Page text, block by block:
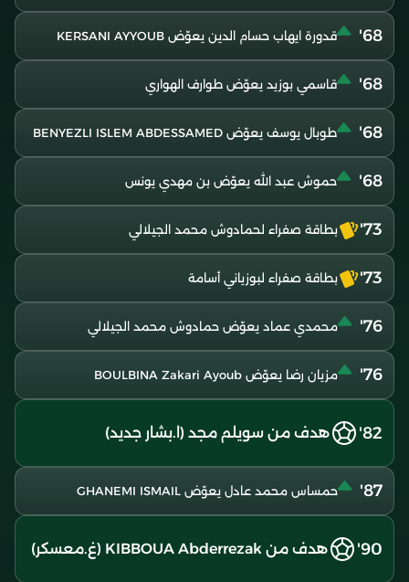
68' قدورة ايهاب حسام الدين يعوّض KERSANI AYYOUB
68' قاسمي بوزيد يعوّض طوارف الهواري
68' طوبال يوسف يعوّض BENYEZLI ISLEM ABDESSAMED
68' حموش عبد الله يعوّض بن مهدي يونس
73' بطاقة صفراء لحمادوش محمد الجيلالي
73' بطاقة صفراء لبوزياني أسامة
76' محمدي عماد يعوّض حمادوش محمد الجيلالي
76' مزيان رضا يعوّض BOULBINA Zakari Ayoub
82' هدف من سويلم مجد (ا.بشار جديد)
87' حمساس محمد عادل يعوّض GHANEMI ISMAIL
90' هدف من KIBBOUA Abderrezak (غ.معسكر)